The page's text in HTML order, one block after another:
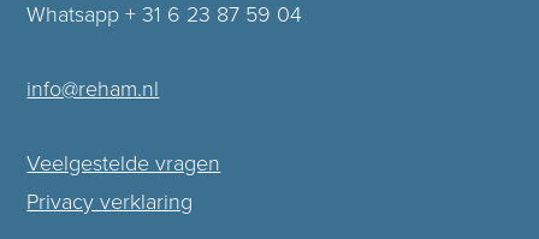
Whatsapp + 31 6 23 87 59 04
info@reham.nl
Veelgestelde vragen
Privacy verklaring